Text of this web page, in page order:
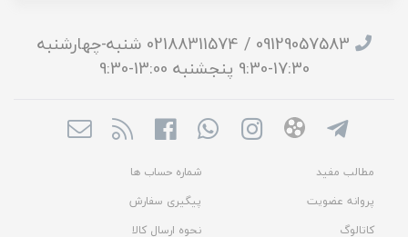
09129057583 / 02188311574 شنبه-چهارشنبه
17:30-9:30 پنجشنبه 13:00-9:30
مطالب مفید
شماره حساب ها
پروانه عضویت
پیگیری سفارش
کاتالوگ
نحوه ارسال کالا